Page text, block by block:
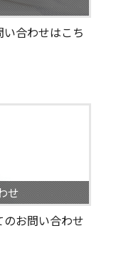
合わせはこち
せ
お問い合わせ